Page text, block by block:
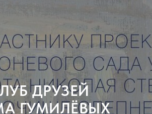
ДРУЗЕЙ
ГУМИЛЁВЫХ